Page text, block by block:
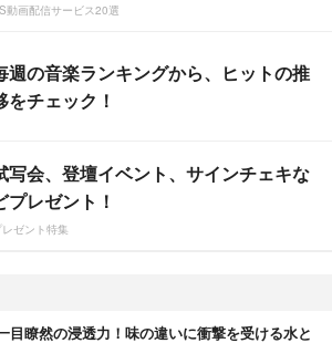
動画配信サービス20選
週の音楽ランキングから、ヒットの推
をチェック！
写会、登壇イベント、サインチェキな
プレゼント！
レゼント特集
目瞭然の浸透力！味の違いに衝撃を受ける水と